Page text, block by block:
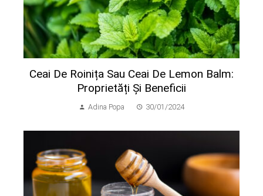
Ceai De Roinița Sau Ceai De Lemon Balm:
Proprietăți Și Beneficii
Adina Popa 30/01/2024